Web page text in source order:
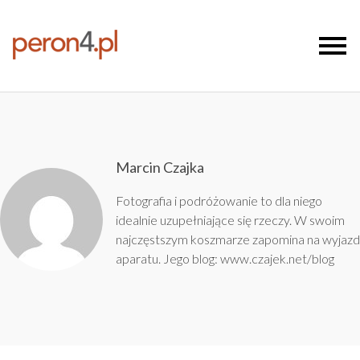
Marcin Czajka
Fotografia i podróżowanie to dla niego
idealnie uzupełniające się rzeczy. W swoim
najczęstszym koszmarze zapomina na wyjazd
aparatu. Jego blog: www.czajek.net/blog